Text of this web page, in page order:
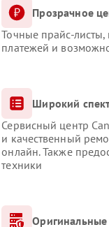
Прозрачное
Точные прайс-листы,
платежей и
Широкий
Сервисный центр
и качественный
онлайн. Также
техники